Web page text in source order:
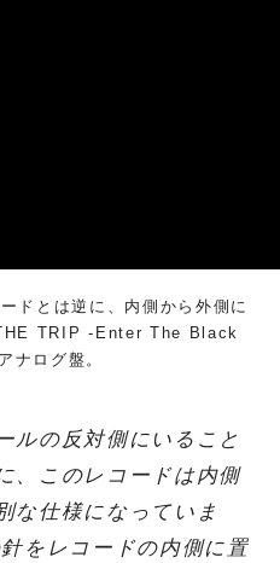
ドとは逆に、内側から外側に
TRIP -Enter The Black
ナログ盤。
ルの反対側にいること
、このレコードは内側
な仕様になっていま
をレコードの内側に置